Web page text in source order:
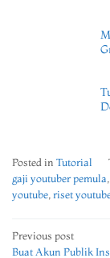
Posted in Tutorial
gaji youtuber pemula
youtube riset
Post
Previous post
Buat Akun Publik